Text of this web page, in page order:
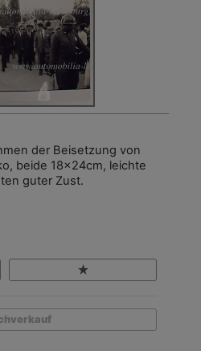
der Beisetzung von
beide 18x24cm, leichte
guter Zust.